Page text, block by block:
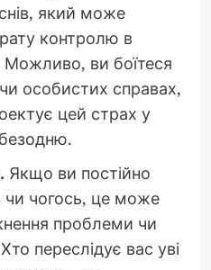
який може
контролю в
ви боїтеся
особистих справах,
цей страх у
безодню.
Якщо ви постійно
чи чогось, це може
проблеми чи
переслідує вас уві